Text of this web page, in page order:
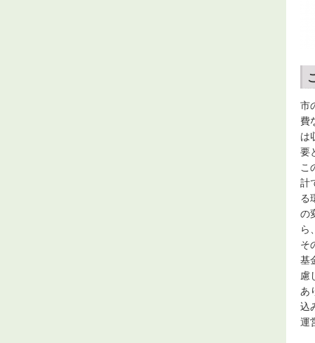
市
費
は
要
こ
計
る
の
ら
そ
基
慮
あ
込
運